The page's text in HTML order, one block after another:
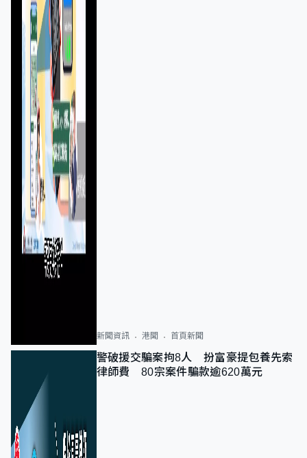
新聞資訊 港聞 首頁新聞
警破援交騙案拘8人 扮富豪提包養先索
律師費 80宗案件騙款逾620萬元